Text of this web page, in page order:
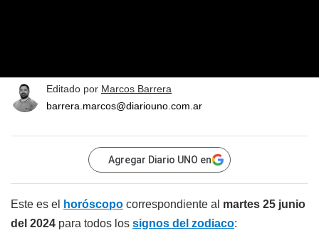
Editado por Marcos Barrera
barrera.marcos@diariouno.com.ar
Agregar Diario UNO en
Este es el horóscopo correspondiente al martes 25 junio
del 2024 para todos los signos del zodiaco: